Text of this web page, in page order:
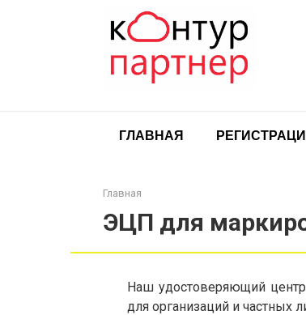
ГЛАВНАЯ
Главная
ЭЦП для
Наш удостоверяющий
для организаций и частных